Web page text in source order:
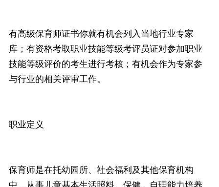
有高级保育师证书你就有机会列入当地行业专家
库；有资格考取职业技能等级考评员证对参加职业
技能等级评价的考生进行考核；有机会作为专家参
与行业的相关评审工作。
职业定义
保育师是在托幼园所、社会福利及其他保育机构
中，从事儿童基本生活照料、保健、自理能力培养